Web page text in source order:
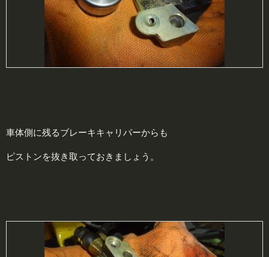
車体側に残るブレーキキャリパーからも
ピストンを抜き取っておきましょう。